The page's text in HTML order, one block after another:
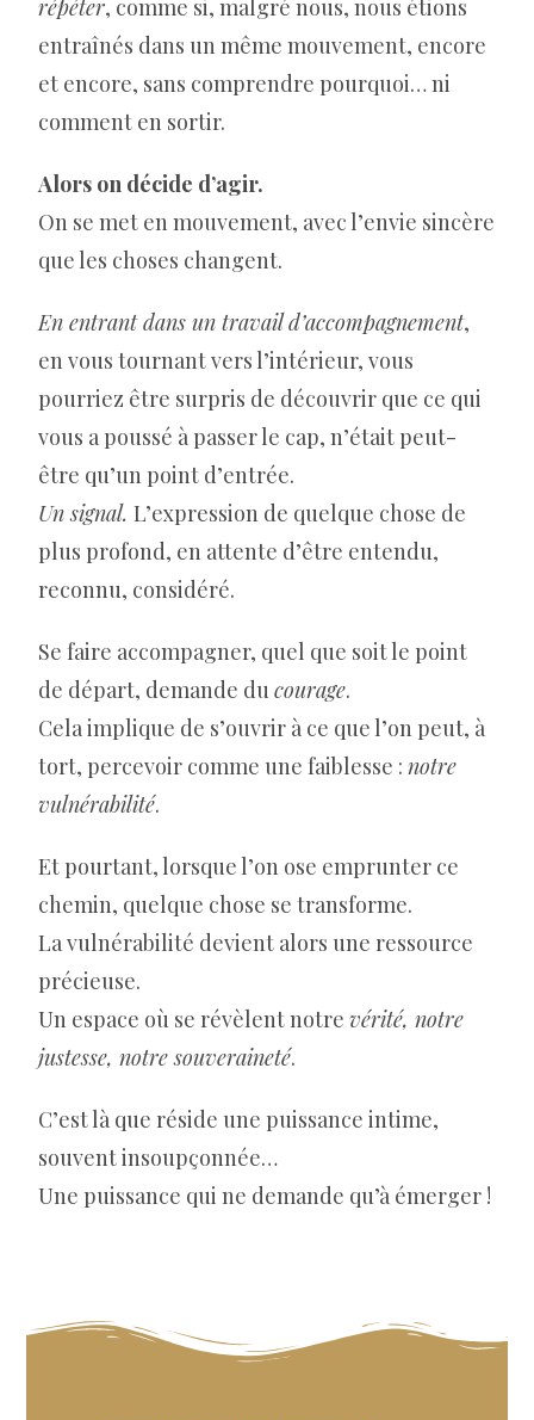
répéter, comme si, malgré nous, nous étions
entraînés dans un même mouvement, encore
et encore, sans comprendre pourquoi… ni
comment en sortir.
Alors on décide d’agir.
On se met en mouvement, avec l’envie sincère
que les choses changent.
En entrant dans un travail d’accompagnement,
en vous tournant vers l’intérieur, vous
pourriez être surpris de découvrir que ce qui
vous a poussé à passer le cap, n’était peut-
être qu’un point d’entrée.
Un signal.L’expression de quelque chose de
plus profond, en attente d’être entendu,
reconnu, considéré.
Se faire accompagner, quel que soit le point
de départ, demande ducourage.
Cela implique de s’ouvrir à ce que l’on peut, à
tort, percevoir comme une faiblesse :notre
vulnérabilité.
Et pourtant, lorsque l’on ose emprunter ce
chemin, quelque chose se transforme.
La vulnérabilité devient alors une ressource
précieuse.
Un espace où se révèlent notrevérité, notre
justesse, notre souveraineté.
C’est là que réside une puissance intime,
souvent insoupçonnée…
Une puissance qui ne demande qu’à émerger !